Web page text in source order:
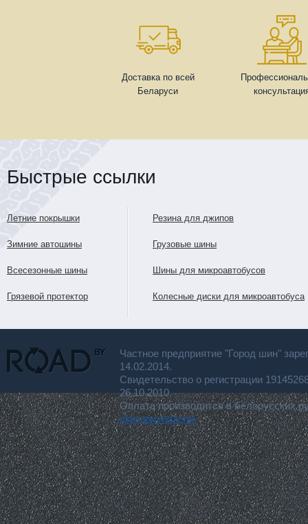
Доставка по всей
Беларуси
Быстрые ссылки
Летние покрышки
Зимние автошины
Всесезонные шины
Грязевой протектор
Резина для джипов
Грузовые шины
Шины для микроавтобусов
Колесные диски для микроавтобуса
Частное предприятие "Город шин"
14.02.2014.
Свидетельство о регистрации
26.10.2010.
Оплата производится в белорусских
для покупателя.